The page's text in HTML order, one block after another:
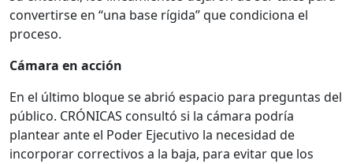
convertirse en “una base rígida” que condiciona el
proceso.
Cámara en acción
En el último bloque se abrió espacio para preguntas del
público. CRÓNICAS consultó si la cámara podría
plantear ante el Poder Ejecutivo la necesidad de
incorporar correctivos a la baja, para evitar que los